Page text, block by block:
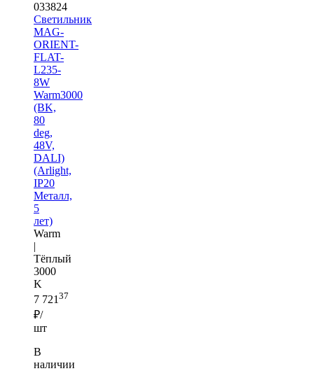
033824
Светильник
MAG-
ORIENT-
FLAT-
L235-
8W
Warm3000
(BK,
80
deg,
48V,
DALI)
(Arlight,
IP20
Металл,
5
лет)
Warm
|
Тёплый
3000
K
7 72137
₽/
шт
В
наличии